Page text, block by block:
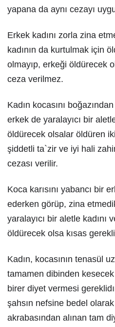
yapana da aynı cezayı
Erkek kadını zorla zina
kadının da kurtulmak için
olmayıp, erkeği öldürecek
ceza verilmez.
Kadın kocasını
erkek de yaralayıcı bir
öldürecek olsalar öldüren
şiddetli ta`zir ve iyi hali
cezası verilir.
Koca karısını yabancı bir
ederken görüp, zina
yaralayıcı bir aletle kadını
öldürecek olsa kısas
Kadın, kocasının tenasül
tamamen dibinden
birer diyet vermesi
şahsın nefsine bedel
akrabasından alınan tam